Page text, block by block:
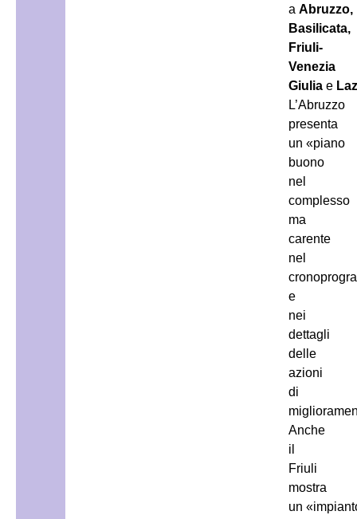
a Abruzzo,
Basilicata,
Friuli-
Venezia
Giuliae
L’Abruzzo
presenta
un «piano
buono
nel
complesso
ma
carente
nel
e
nei
dettagli
delle
azioni
di
Anche
il
Friuli
mostra
un